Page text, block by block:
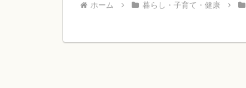
ホーム 暮らし・子育て・健康